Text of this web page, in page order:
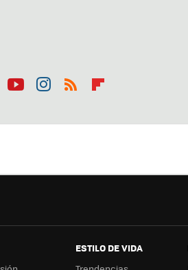
tub agr
boa
ESTILO DE VIDA